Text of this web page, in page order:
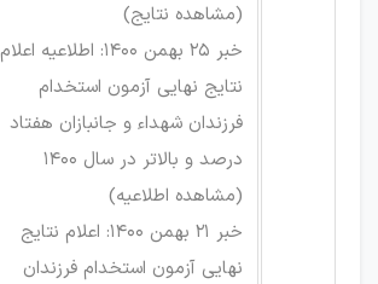
(مشاهده نتایج)
خبر 25 بهمن 1400: اطلاعیه اعلام
نتایج نهایی آزمون استخدام
فرزندان شهداء و جانبازان هفتاد
درصد و بالاتر در سال 1400
(مشاهده اطلاعیه)
خبر 21 بهمن 1400: اعلام نتایج
نهایی آزمون استخدام فرزندان